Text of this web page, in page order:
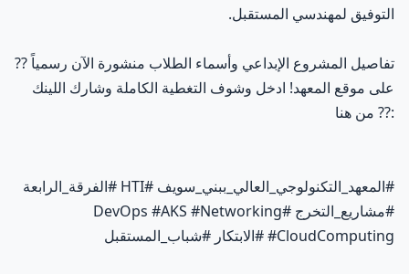
التوفيق لمهندسي المستقبل.
??تفاصيل المشروع الإبداعي وأسماء الطلاب منشورة الآن رسمياً
على موقع المعهد! ادخل وشوف التغطية الكاملة وشارك اللينك
??:
#المعهد_التكنولوجي_العالي_ببني_سويف #HTI #الفرقة_الرابعة
#مشاريع_التخرج #DevOps #AKS #Networking
#CloudComputing #الابتكار #شباب_المستقبل